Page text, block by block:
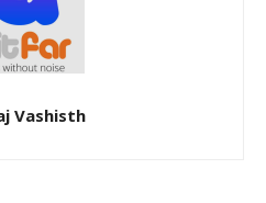
Vashisth